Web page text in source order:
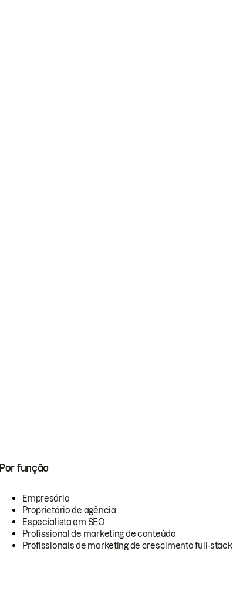
Por função
Empresário
Proprietário de agência
Especialista em SEO
Profissional de marketing de conteúdo
Profissionais de marketing de crescimento full-stack